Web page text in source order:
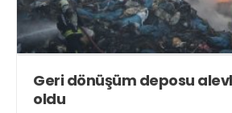
Geri dönüşüm deposu
oldu